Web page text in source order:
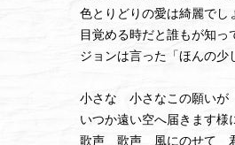
色とりどりの愛は綺麗でし
目覚める時だと誰もが知
ジョンは言った「ほんの少
小さな 小さなこの願いが
いつか遠い空へ届きます
歌声 歌声 風にのせて